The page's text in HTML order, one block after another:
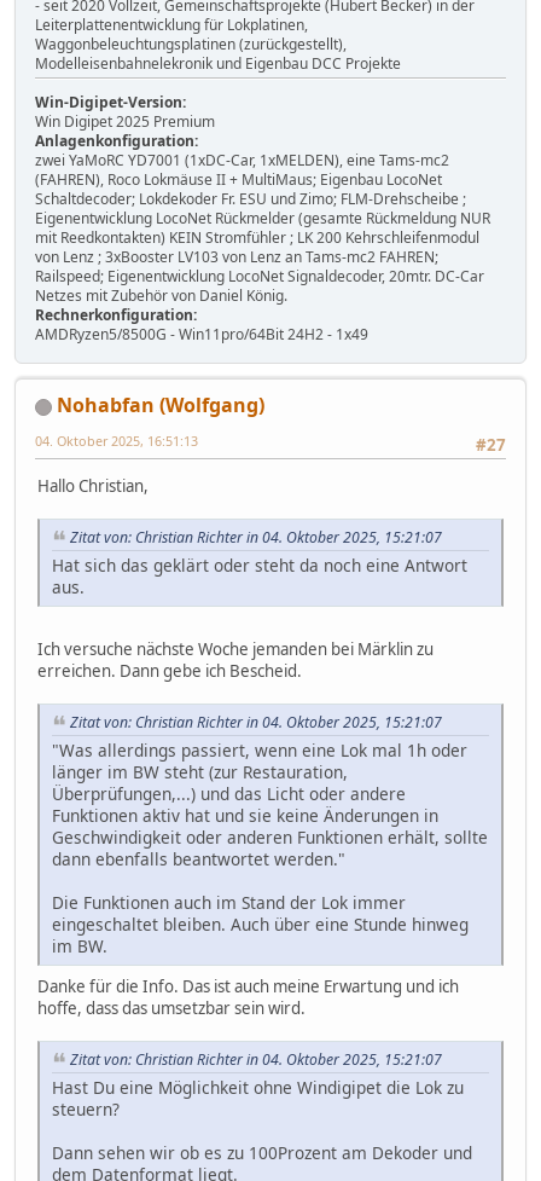
- seit 2020 Vollzeit, Gemeinschaftsprojekte (Hubert Becker) in der
Leiterplattenentwicklung für Lokplatinen,
Waggonbeleuchtungsplatinen (zurückgestellt),
Modelleisenbahnelekronik und Eigenbau DCC Projekte
Win-Digipet-Version:
Win Digipet 2025 Premium
Anlagenkonfiguration:
zwei YaMoRC YD7001 (1xDC-Car, 1xMELDEN), eine Tams-mc2
(FAHREN), Roco Lokmäuse II + MultiMaus; Eigenbau LocoNet
Schaltdecoder; Lokdekoder Fr. ESU und Zimo; FLM-Drehscheibe ;
Eigenentwicklung LocoNet Rückmelder (gesamte Rückmeldung NUR
mit Reedkontakten) KEIN Stromfühler ; LK 200 Kehrschleifenmodul
von Lenz ; 3xBooster LV103 von Lenz an Tams-mc2 FAHREN;
Railspeed; Eigenentwicklung LocoNet Signaldecoder, 20mtr. DC-Car
Netzes mit Zubehör von Daniel König.
Rechnerkonfiguration:
AMDRyzen5/8500G - Win11pro/64Bit 24H2 - 1x49
Nohabfan (Wolfgang)
#27
04. Oktober 2025, 16:51:13
Hallo Christian,
Zitat von: Christian Richter in 04. Oktober 2025, 15:21:07
Hat sich das geklärt oder steht da noch eine Antwort
aus.
Ich versuche nächste Woche jemanden bei Märklin zu
erreichen. Dann gebe ich Bescheid.
Zitat von: Christian Richter in 04. Oktober 2025, 15:21:07
"Was allerdings passiert, wenn eine Lok mal 1h oder
länger im BW steht (zur Restauration,
Überprüfungen,...) und das Licht oder andere
Funktionen aktiv hat und sie keine Änderungen in
Geschwindigkeit oder anderen Funktionen erhält, sollte
dann ebenfalls beantwortet werden."
Die Funktionen auch im Stand der Lok immer
eingeschaltet bleiben. Auch über eine Stunde hinweg
im BW.
Danke für die Info. Das ist auch meine Erwartung und ich
hoffe, dass das umsetzbar sein wird.
Zitat von: Christian Richter in 04. Oktober 2025, 15:21:07
Hast Du eine Möglichkeit ohne Windigipet die Lok zu
steuern?
Dann sehen wir ob es zu 100Prozent am Dekoder und
dem Datenformat liegt.